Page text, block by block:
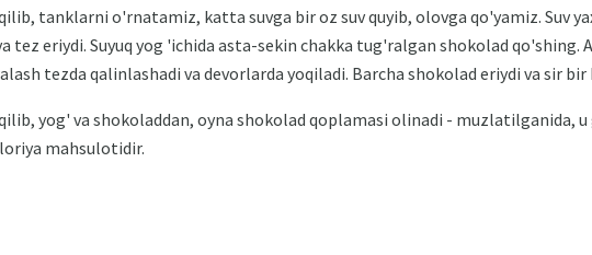
tanklarni o'rnatamiz, katta suvga bir oz suv quyib, olovga qo'yamiz. Suv
tez eriydi. Suyuq yog 'ichida asta-sekin chakka tug'ralgan shokolad
tezda qalinlashadi va devorlarda yoqiladi. Barcha shokolad eriydi va sir
yog' va shokoladdan, oyna shokolad qoplamasi olinadi - muzlatilganida,
mahsulotidir.